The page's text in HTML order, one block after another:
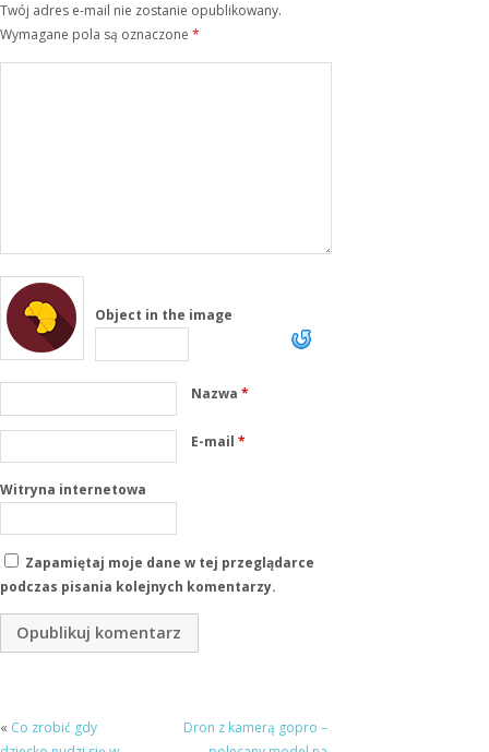
Twój adres e-mail nie zostanie opublikowany.
Wymagane pola są oznaczone *
Object in the image
Nazwa*
E-mail*
Witryna internetowa
Zapamiętaj moje dane w tej przeglądarce
podczas pisania kolejnych komentarzy.
« Co zrobić gdy
Dron z kamerą gopro –